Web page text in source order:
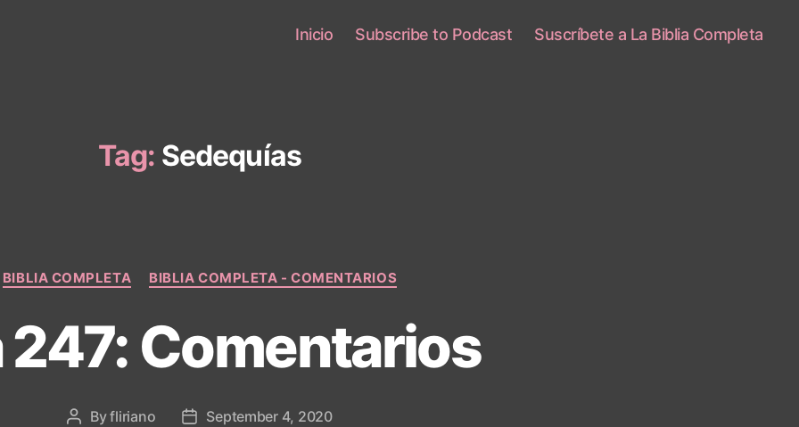
Inicio Subscribe to Podcast Suscríbete a La Biblia Completa
Tag: Sedequías
Categories
BIBLIA COMPLETA BIBLIA COMPLETA - COMENTARIOS
247: Comentarios
Post
Byfliriano
PostSeptember 4, 2020